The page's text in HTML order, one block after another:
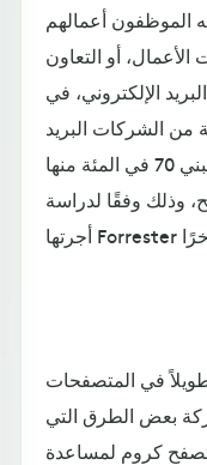
الموظفون أعمالهم
أو التعاون
الإلكتروني، في
76 في المئة من الشركات البريد
الإلكتروني المستند إلى المتصفح، وتبني 70 في المئة منها
وذلك وفقًا لدراسة
في المتصفحات
بعض الطرق التي
كروم لمساعدة